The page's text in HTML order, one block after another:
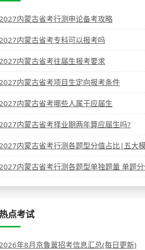
内蒙古省考行测申论备考攻略
内蒙古省考专科可以报考吗
内蒙古省考往届生报考要求
内蒙古省考项目生定向报考条件
内蒙古省考哪些人属于应届生
内蒙古省考择业期两年算应届生吗?
内蒙古省考行测各题型分值占比|五大
内蒙古省考行测各题型单独题量 单题
点考试
年8月京鲁冀招考信息汇总(每日更新)